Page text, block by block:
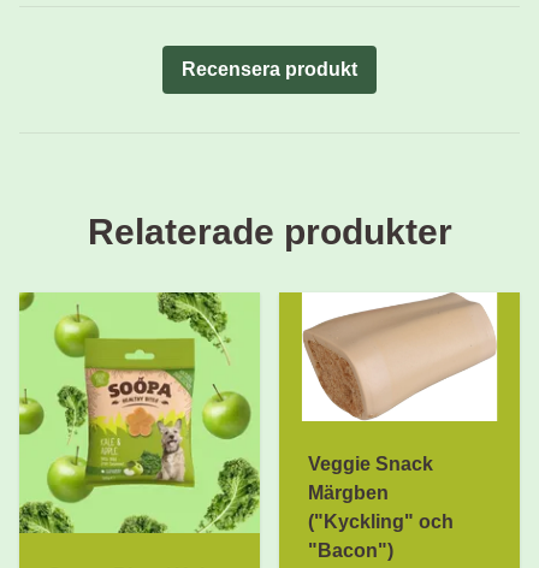
Recensera produkt
Relaterade produkter
Veggie Snack
Märgben
("Kyckling" och
"Bacon")